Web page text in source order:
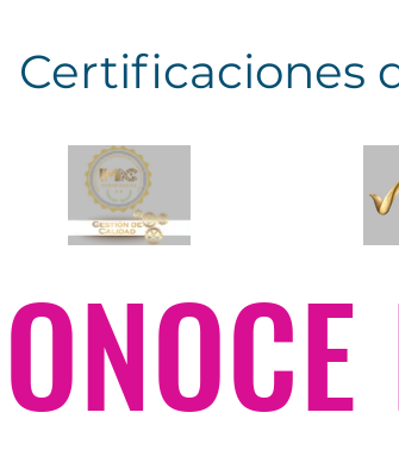
Certificaciones